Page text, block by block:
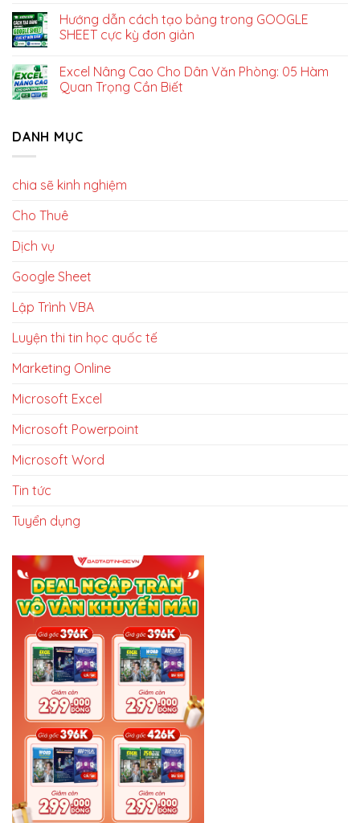
Hướng dẫn cách tạo bảng trong GOOGLE
SHEET cực kỳ đơn giản
Excel Nâng Cao Cho Dân Văn Phòng: 05 Hàm
Quan Trọng Cần Biết
DANH MỤC
chia sẽ kinh nghiệm
Cho Thuê
Dịch vụ
Google Sheet
Lập Trình VBA
Luyện thi tin học quốc tế
Marketing Online
Microsoft Excel
Microsoft Powerpoint
Microsoft Word
Tin tức
Tuyển dụng